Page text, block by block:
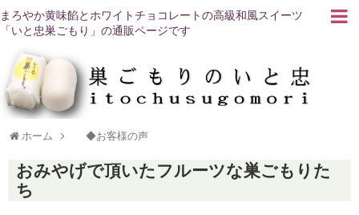
まろやか黄味餡とホワイトチョコレートの高級和風スイーツ
「いと忠巣ごもり」の通販ページです
ホーム ◆お客様の声
おみやげで頂いたフルーツな巣ごもりた
ち